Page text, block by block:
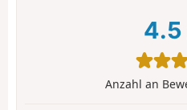
4.5
Anzahl an